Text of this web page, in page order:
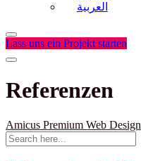
العربية
Lass uns ein Projekt starten
Referenzen
Amicus Premium Web Design